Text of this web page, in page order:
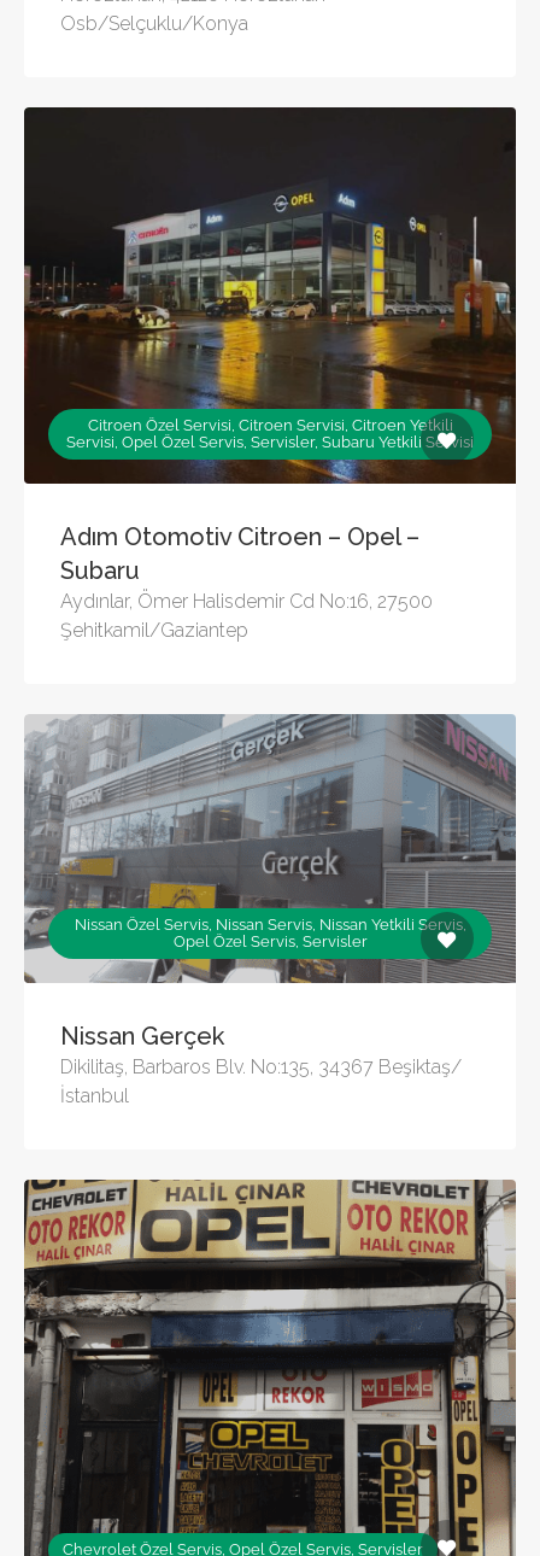
Osb/Selçuklu/Konya
Citroen Özel Servisi, Citroen Servisi, Citroen Yetkili
Servisi, Opel Özel Servis, Servisler, Subaru Yetkili Servisi
Adım Otomotiv Citroen – Opel –
Subaru
Aydınlar, Ömer Halisdemir Cd No:16, 27500
Şehitkamil/Gaziantep
Nissan Özel Servis, Nissan Servis, Nissan Yetkili Servis,
Opel Özel Servis, Servisler
Nissan Gerçek
Dikilitaş, Barbaros Blv. No:135, 34367 Beşiktaş/
İstanbul
Chevrolet Özel Servis, Opel Özel Servis, Servisler